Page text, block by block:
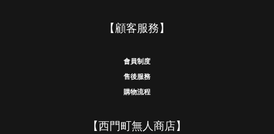
【顧客服務】
會員制度
售後服務
購物流程
【西門町無人商店】